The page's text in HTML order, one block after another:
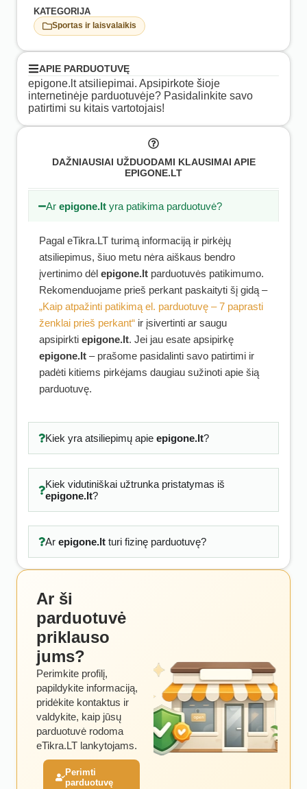
KATEGORIJA
Sportas ir laisvalaikis
APIE PARDUOTUVĘ
epigone.lt atsiliepimai. Apsipirkote šioje
internetinėje parduotuvėje? Pasidalinkite savo
patirtimi su kitais vartotojais!
DAŽNIAUSIAI UŽDUODAMI KLAUSIMAI APIE
EPIGONE.LT
Arepigone.lt yra patikima parduotuvė?
Pagal eTikra.LT turimą informaciją ir pirkėjų
atsiliepimus, šiuo metu nėra aiškaus bendro
įvertinimo dėl epigone.lt parduotuvės patikimumo.
Rekomenduojame prieš perkant paskaityti šį gidą –
„Kaip atpažinti patikimą el. parduotuvę – 7 paprasti
ženklai prieš perkant“ ir įsivertinti ar saugu
apsipirkti epigone.lt. Jei jau esate apsipirkę
epigone.lt – prašome pasidalinti savo patirtimi ir
padėti kitiems pirkėjams daugiau sužinoti apie šią
parduotuvę.
Kiek yra atsiliepimų apie epigone.lt?
Kiek vidutiniškai užtrunka pristatymas iš
epigone.lt?
Ar epigone.ltturi fizinę parduotuvę?
Ar ši
parduotuvė
priklauso
jums?
Perimkite profilį,
papildykite informaciją,
pridėkite kontaktus ir
valdykite, kaip jūsų
parduotuvė rodoma
eTikra.LT lankytojams.
Perimti
parduotuvę